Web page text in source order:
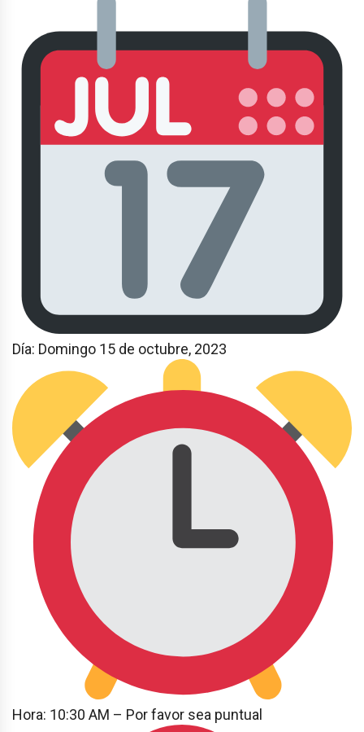
Día: Domingo 15 de octubre, 2023
Hora: 10:30 AM – Por favor sea puntual